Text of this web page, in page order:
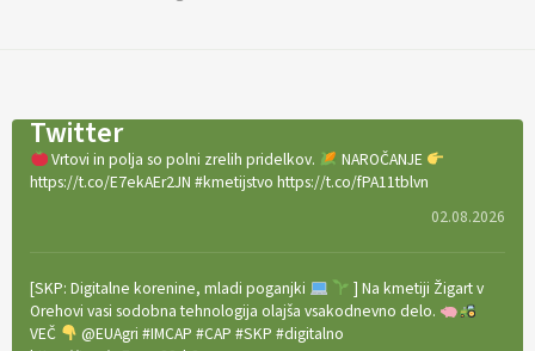
Twitter
Vrtovi in polja so polni zrelih pridelkov.
NAROČANJE
https://t.co/E7ekAEr2JN #kmetijstvo https://t.co/fPA11tblvn
02.08.2026
[SKP: Digitalne korenine, mladi poganjki
] Na kmetiji Žigart v
Orehovi vasi sodobna tehnologija olajša vsakodnevno delo.
VEČ
@EUAgri #IMCAP #CAP #SKP #digitalno